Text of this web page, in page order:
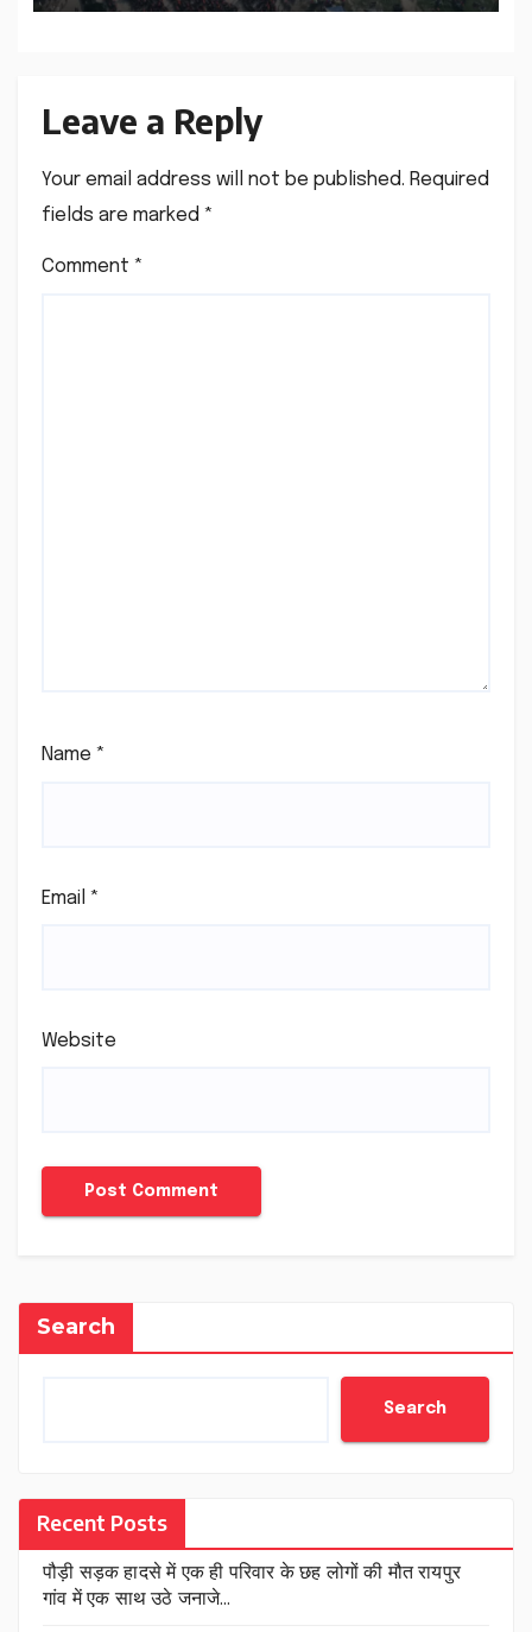
Leave a Reply
Your email address will not be published. Required
fields are marked *
Comment *
Name *
Email *
Website
Search
Search
Recent Posts
पौड़ी सड़क हादसे में एक ही परिवार के छह लोगों की मौत रायपुर
गांव में एक साथ उठे जनाजे…